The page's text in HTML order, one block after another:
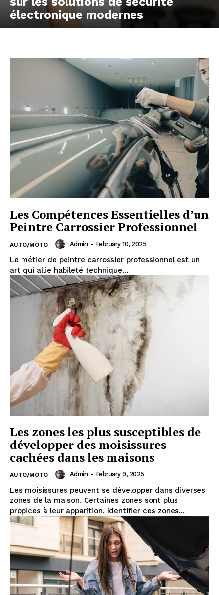
électronique modernes
Les Compétences Essentielles d’un
Peintre Carrossier Professionnel
AUTO/MOTO Admin - February 10, 2025
Le métier de peintre carrossier professionnel est un
art qui allie habileté technique...
Les zones les plus susceptibles de
développer des moisissures
cachées dans les maisons
AUTO/MOTO Admin - February 9, 2025
Les moisissures peuvent se développer dans diverses
zones de la maison. Certaines zones sont plus
propices à leur apparition. Identifier ces zones...